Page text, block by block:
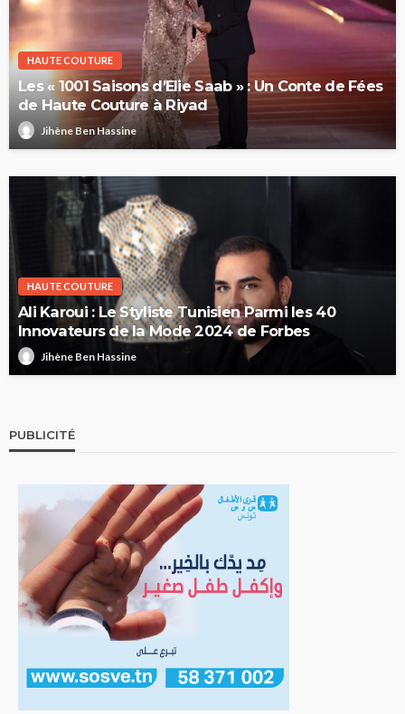
HAUTE COUTURE
Les « 1001 Saisons d’Elie Saab » : Un Conte de Fées
de Haute Couture à Riyad
Jihène Ben Hassine
HAUTE COUTURE
Ali Karoui : Le Styliste Tunisien Parmi les 40
Innovateurs de la Mode 2024 de Forbes
Jihène Ben Hassine
PUBLICITÉ